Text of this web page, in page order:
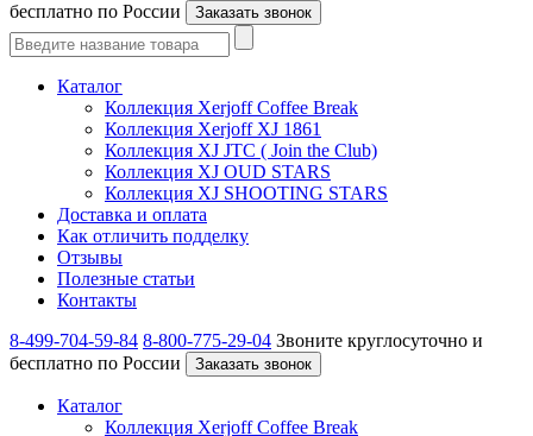
бесплатно по России
Заказать звонок
Каталог
Коллекция Xerjoff Coffee Break
Коллекция Xerjoff XJ 1861
Коллекция XJ JTC ( Join the Club)
Коллекция XJ OUD STARS
Коллекция XJ SHOOTING STARS
Доставка и оплата
Как отличить подделку
Отзывы
Полезные статьи
Контакты
8-499-704-59-84 8-800-775-29-04 Звоните круглосуточно и
бесплатно по России
Заказать звонок
Каталог
Коллекция Xerjoff Coffee Break